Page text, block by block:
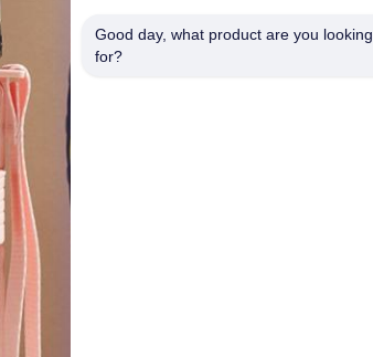
Good day, what product are you looking
for?